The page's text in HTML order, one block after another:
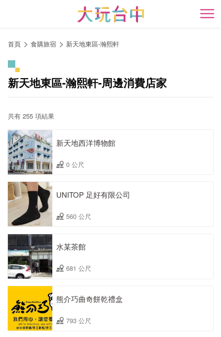
開
首頁 食購旅宿 新天地東區-瀚熙軒
新天地東區-瀚熙軒-周邊消費店家
共有 255 項結果
新天地西洋博物館
0 公尺
UNITOP 足好有限公司
560 公尺
水某茶館
681 公尺
熊介巧曲奇餅乾禮盒
793 公尺